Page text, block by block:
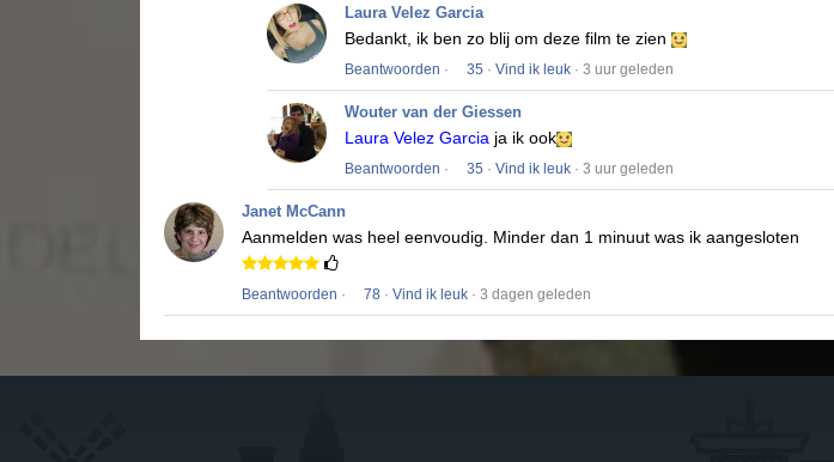
Laura Velez Garcia
Bedankt, ik ben zo blij om deze film te zien
Beantwoorden · 35 · Vind ik leuk · 3 uur geleden
Wouter van der Giessen
Laura Velez Garcia ja ik ook
Beantwoorden · 35 · Vind ik leuk · 3 uur geleden
Janet McCann
Aanmelden was heel eenvoudig. Minder dan 1 minuut was ik aangesloten
Beantwoorden · 78 · Vind ik leuk · 3 dagen geleden